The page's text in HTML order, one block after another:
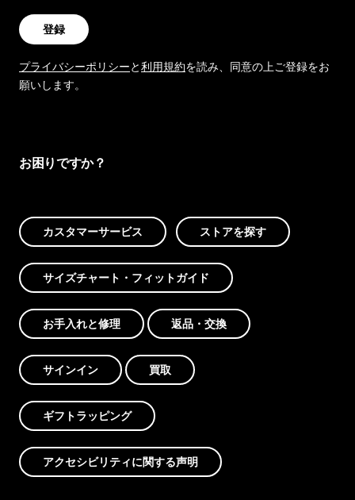
登録
プライバシーポリシーと利用規約を読み、同意の上ご登録をお
願いします。
お困りですか？
カスタマーサービス ストアを探す
サイズチャート・フィットガイド
お手入れと修理 返品・交換
サインイン 買取
ギフトラッピング
アクセシビリティに関する声明